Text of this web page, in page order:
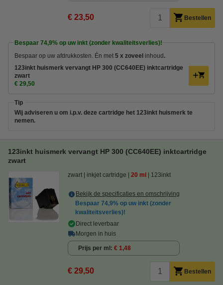
€ 23,50 Bestellen
Bespaar 74,9% op uw inkt (zonder kwaliteitsverlies)!
Bespaar op uw afdrukkosten. Én met 5 x zoveel inhoud .
123inkt huismerk vervangt HP 300 (CC640EE) inktcartridge
zwart
€ 29,50
Tip
Wij adviseren u om i.p.v. deze cartridge het 123inkt huismerk te
nemen.
123inkt huismerk vervangt HP 300 (CC640EE) inktcartridge
zwart
zwart inkjet cartridge 20 ml 123inkt
Bekijk de specificaties en omschrijving
Bespaar 74,9% op uw inkt (zonder
kwaliteitsverlies)!
Direct leverbaar
Morgen in huis
Prijs per ml € 1,48
€ 29,50 Bestellen